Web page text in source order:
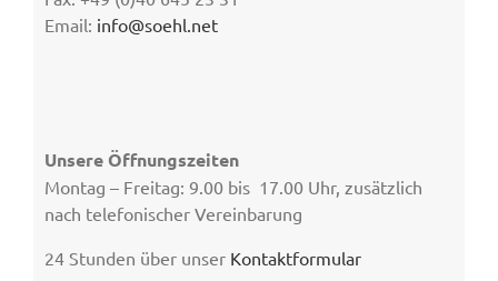
Email: info@soehl.net
Unsere Öffnungszeiten
Montag – Freitag: 9.00 bis 17.00 Uhr, zusätzlich
nach telefonischer Vereinbarung
24 Stunden über unser Kontaktformular